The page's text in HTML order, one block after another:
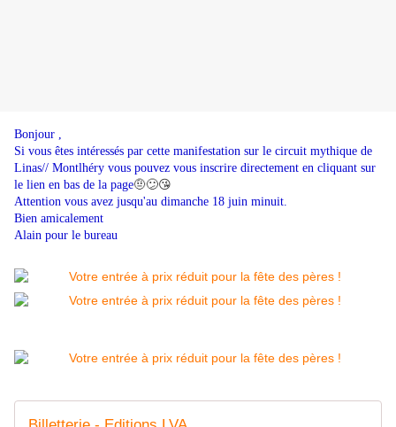
Bonjour ,
Si vous êtes intéressés par cette manifestation sur le circuit mythique de
Linas// Montlhéry vous pouvez vous inscrire directement en cliquant sur
le lien en bas de la page🤨😕​​​​​​​😘​​​​​​​
Attention vous avez jusqu'au dimanche 18 juin minuit.
Bien amicalement
Alain pour le bureau